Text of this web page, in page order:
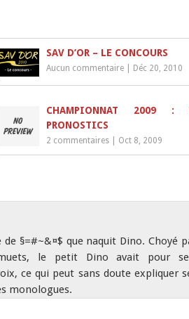
SAV D’OR – LE CONCOURS
Aucun commentaire Déc 20, 2010
CHAMPIONNAT 2009 :
PRONOSTICS
2 commentaires Oct 8, 2009
§=#~&¤$ que naquit Dino. Choyé
le petit Dino avait pour
ce qui peut sans doute expliquer
monologues.